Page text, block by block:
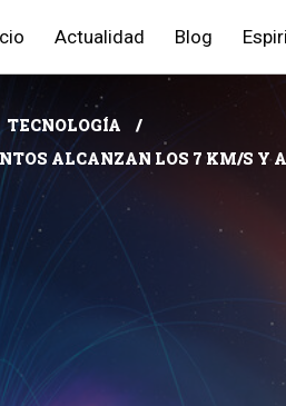
Actualidad Blog
TECNOLOGÍA
ALCANZAN LOS 7 KM/S Y